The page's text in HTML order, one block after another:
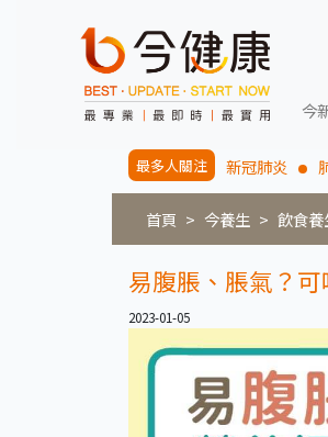
今
最多人關注 新冠肺炎
首頁 今養生 飲食養
易腹脹、脹氣？
2023-01-05